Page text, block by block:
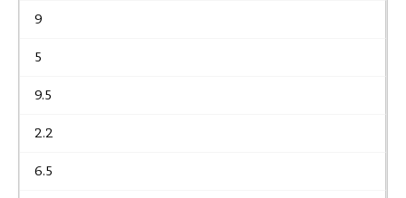
9
5
9.5
2.2
6.5